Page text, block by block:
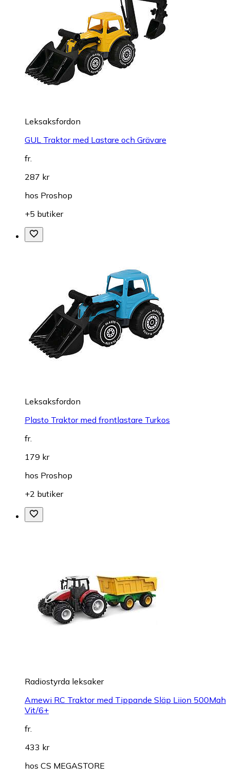
Leksaksfordon
GUL Traktor med Lastare och Grävare
fr.
287 kr
hos Proshop
+5 butiker
Leksaksfordon
Plasto Traktor med frontlastare Turkos
fr.
179 kr
hos Proshop
+2 butiker
Radiostyrda leksaker
Amewi RC Traktor med Tippande Släp Liion 500Mah
Vit/6+
fr.
433 kr
hos CS MEGASTORE